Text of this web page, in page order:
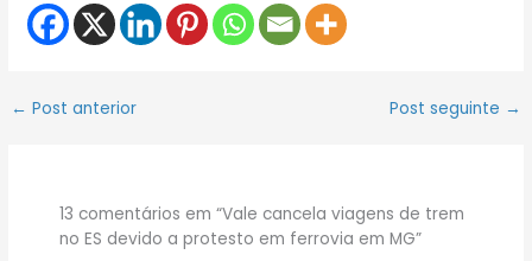
← Post anterior Post seguinte →
13 comentários em “Vale cancela viagens de trem
no ES devido a protesto em ferrovia em MG”